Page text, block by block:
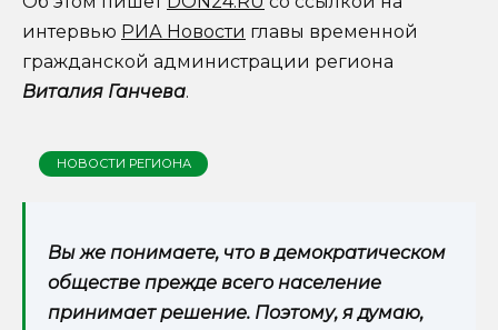
интервью РИА Новости главы временной
гражданской администрации региона
Виталия Ганчева.
НОВОСТИ РЕГИОНА
Вы же понимаете, что в демократическом
обществе прежде всего население
принимает решение. Поэтому, я думаю,